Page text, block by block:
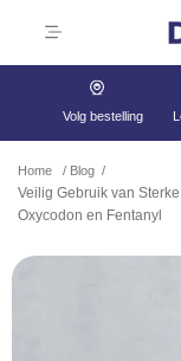
Volg bestelling
Home / Blog /
Veilig Gebruik van
Oxycodon en Fentanyl